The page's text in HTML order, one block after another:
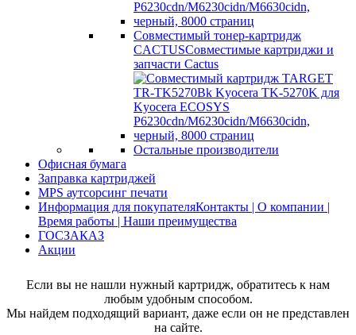
Совместимый тонер-картридж
CACTUSСовместимые картриджи и
запчасти Cactus
Остальные производители
Офисная бумага
Заправка картриджей
MPS аутсорсинг печати
Информация для покупателяКонтакты | О компании |
Время работы | Наши преимущества
ГОСЗАКАЗ
Акции
Если вы не нашли нужный картридж, обратитесь к нам
любым удобным способом.
Мы найдем подходящий вариант, даже если он не представлен
на сайте.